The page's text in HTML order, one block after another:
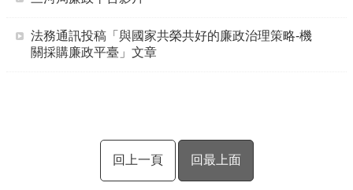
法務通訊投稿「與國家共榮共好的廉政治理策略-機
關採購廉政平臺」文章
回上一頁 回最上面